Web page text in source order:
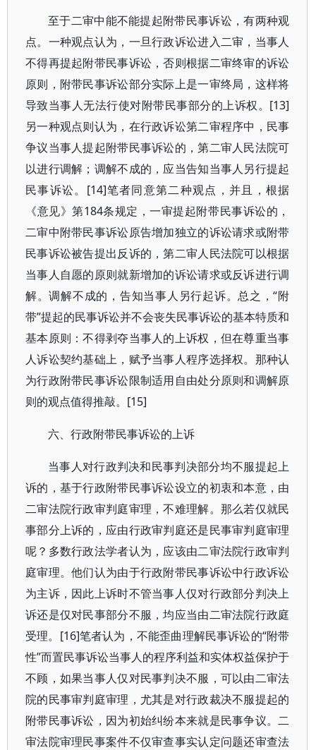
至于二审中能不能提起附带民事诉讼，有两种观
点。一种观点认为，一旦行政诉讼进入二审，当事人
不得再提起附带民事诉讼，否则根据二审终审的诉讼
原则，附带民事诉讼部分实际上是一审终局，这样将
导致当事人无法行使对附带民事部分的上诉权。[13]
另一种观点则认为，在行政诉讼第二审程序中，民事
争议当事人提起附带民事诉讼的，第二审人民法院可
以进行调解；调解不成的，应当告知当事人另行提起
民事诉讼。[14]笔者同意第二种观点，并且，根据
《意见》第184条规定，一审提起附带民事诉讼的，
二审中附带民事诉讼原告增加独立的诉讼请求或附带
民事诉讼被告提出反诉的，第二审人民法院可以根据
当事人自愿的原则就新增加的诉讼请求或反诉进行调
解。调解不成的，告知当事人另行起诉。总之，“附
带”提起的民事诉讼并不会丧失民事诉讼的基本特质和
基本原则：不得剥夺当事人的上诉权，但在尊重当事
人诉讼契约基础上，赋予当事人程序选择权。那种认
为行政附带民事诉讼限制适用自由处分原则和调解原
则的观点值得推敲。[15]
六、行政附带民事诉讼的上诉
当事人对行政判决和民事判决部分均不服提起上
诉的，基于行政附带民事诉讼设立的初衷和本意，由
二审法院行政审判庭审理，不难理解。那么若仅就民
事部分上诉的，应由行政审判庭还是民事审判庭审理
呢？多数行政法学者认为，应该由二审法院行政审判
庭审理。他们认为由于行政附带民事诉讼中行政诉讼
为主诉，因此上诉时不管当事人仅对行政部分判决上
诉还是仅对民事部分不服，均应当由二审法院行政庭
受理。[16]笔者认为，不能歪曲理解民事诉讼的“附带
性”而置民事诉讼当事人的程序利益和实体权益保护于
不顾，如果当事人仅对民事判决不服，可以由二审法
院的民事审判庭审理，尤其是对行政裁决不服提起的
附带民事诉讼，因为初始纠纷本来就是民事争议。二
审法院审理民事案件不仅审查事实认定问题还审查法